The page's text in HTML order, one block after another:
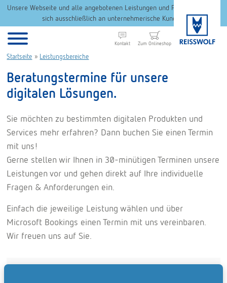
Unsere Webseite und alle angebotenen Leistungen und Produkte richten
sich ausschließlich an unternehmerische Kunden.
Kontakt Zum Onlineshop
Startseite » Leistungsbereiche
Beratungstermine für unsere
digitalen Lösungen.
Sie möchten zu bestimmten digitalen Produkten und
Services mehr erfahren? Dann buchen Sie einen Termin
mit uns!
Gerne stellen wir Ihnen in 30-minütigen Terminen unsere
Leistungen vor und gehen direkt auf Ihre individuelle
Fragen & Anforderungen ein.
Einfach die jeweilige Leistung wählen und über
Microsoft Bookings einen Termin mit uns vereinbaren.
Wir freuen uns auf Sie.